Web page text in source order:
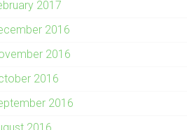
2017
2016
2016
2016
2016
2016